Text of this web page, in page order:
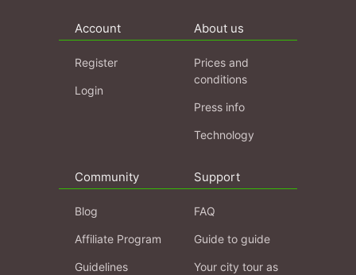
Account
Register
Login
About us
Prices and
conditions
Press info
Technology
Community
Blog
Affiliate Program
Guidelines
Support
FAQ
Guide to guide
Your city tour as